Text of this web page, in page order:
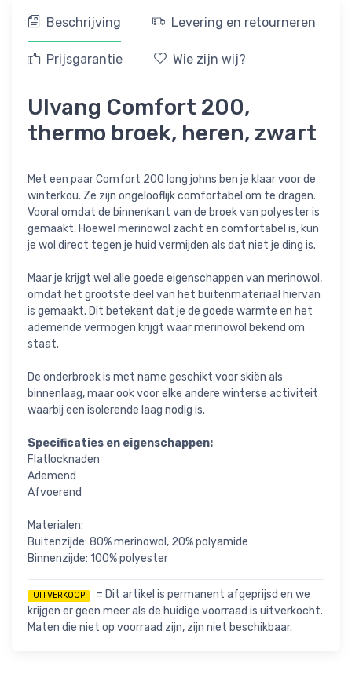
Beschrijving Levering en retourneren
Prijsgarantie Wie zijn wij?
Ulvang Comfort 200,
thermo broek, heren, zwart
Met een paar Comfort 200 long johns ben je klaar voor de
winterkou. Ze zijn ongelooflijk comfortabel om te dragen.
Vooral omdat de binnenkant van de broek van polyester is
gemaakt. Hoewel merinowol zacht en comfortabel is, kun
je wol direct tegen je huid vermijden als dat niet je ding is.
Maar je krijgt wel alle goede eigenschappen van merinowol,
omdat het grootste deel van het buitenmateriaal hiervan
is gemaakt. Dit betekent dat je de goede warmte en het
ademende vermogen krijgt waar merinowol bekend om
staat.
De onderbroek is met name geschikt voor skiën als
binnenlaag, maar ook voor elke andere winterse activiteit
waarbij een isolerende laag nodig is.
Specificaties en eigenschappen:
Flatlocknaden
Ademend
Afvoerend
Materialen:
Buitenzijde: 80% merinowol, 20% polyamide
Binnenzijde: 100% polyester
UITVERKOOP
= Dit artikel is permanent afgeprijsd en we
krijgen er geen meer als de huidige voorraad is uitverkocht.
Maten die niet op voorraad zijn, zijn niet beschikbaar.